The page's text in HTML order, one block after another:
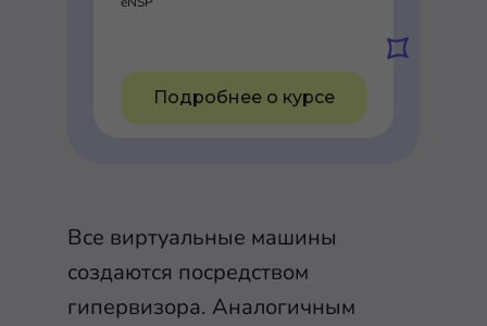
Подробнее о курсе
Все виртуальные машины
создаются посредством
гипервизора. Аналогичным